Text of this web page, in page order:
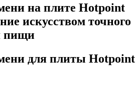
на плите Hotpoint
искусством точного
пищи
для плиты Hotpoint